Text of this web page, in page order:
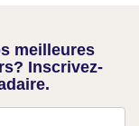
meilleures
Inscrivez-